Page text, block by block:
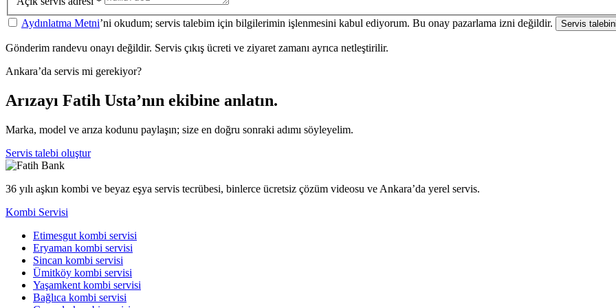
Aydınlatma Metni’ni okudum; servis talebim için bilgilerimin işlenmesini kabul ediyorum. Bu onay pazarlama izni değildir. Servis
Gönderim randevu onayı değildir. Servis çıkış ücreti ve ziyaret zamanı ayrıca netleştirilir.
Ankara’da servis mi gerekiyor?
Arızayı Fatih Usta’nın ekibine anlatın.
Marka, model ve arıza kodunu paylaşın; size en doğru sonraki adımı söyleyelim.
Servis talebi oluştur
36 yılı aşkın kombi ve beyaz eşya servis tecrübesi, binlerce ücretsiz çözüm videosu ve Ankara’da yerel servis.
Kombi Servisi
Etimesgut kombi servisi
Eryaman kombi servisi
Sincan kombi servisi
Ümitköy kombi servisi
Yaşamkent kombi servisi
Bağlıca kombi servisi